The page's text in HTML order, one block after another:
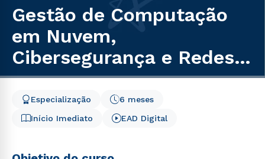
Gestão de Computação
em Nuvem,
Cibersegurança e Redes -
6 meses
Início Imediato
6 meses
Especialização
EAD Digital